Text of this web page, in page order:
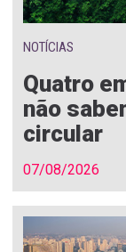
NOTÍCIAS
Quatro
não
circular
07/08/2026